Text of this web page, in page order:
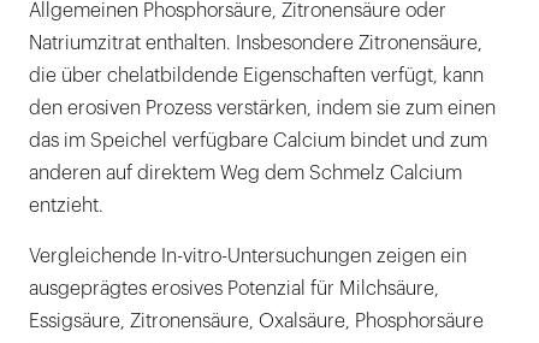
Allgemeinen Phosphorsäure, Zitronensäure oder
Natriumzitrat enthalten. Insbesondere Zitronensäure,
die über chelatbildende Eigenschaften verfügt, kann
den erosiven Prozess verstärken, indem sie zum einen
das im Speichel verfügbare Calcium bindet und zum
anderen auf direktem Weg dem Schmelz Calcium
entzieht.
Vergleichende In-vitro-Untersuchungen zeigen ein
ausgeprägtes erosives Potenzial für Milchsäure,
Essigsäure, Zitronensäure, Oxalsäure, Phosphorsäure